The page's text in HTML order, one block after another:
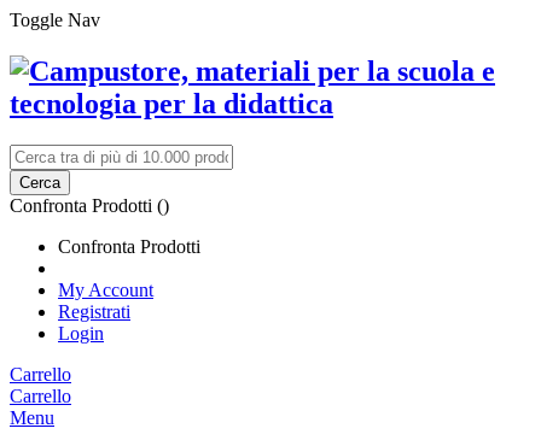
Toggle Nav
Cerca
Confronta Prodotti ()
Confronta Prodotti
My Account
Registrati
Login
Carrello
Carrello
Menu